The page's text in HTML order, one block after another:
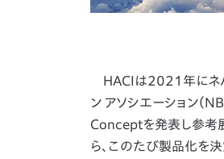
HACIは2021年にネバ
ン アソシエーション（
Conceptを発表し参考
ら、このたび製品化を